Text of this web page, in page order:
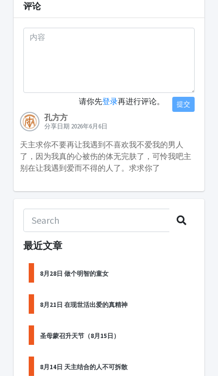
评论
请你先登录再进行评论。 提交
孔方方
分享日期 2026年6月6日
天主求你不要再让我遇到不喜欢我不爱我的男人
了，因为我真的心被伤的体无完肤了，可怜我吧主
别在让我遇到爱而不得的人了。求求你了
最近文章
8月28日 做个明智的童女
8月21日 在现世活出爱的真精神
圣母蒙召升天节（8月15日）
8月14日 天主结合的人不可拆散